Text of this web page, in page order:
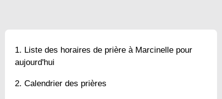
Liste des horaires de prière à Marcinelle pour
aujourd'hui
Calendrier des prières